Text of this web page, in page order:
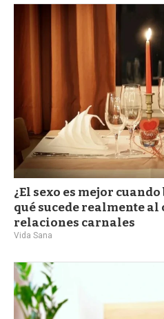
¿El sexo es mejor
qué sucede realmente
relaciones carnales
Vida Sana